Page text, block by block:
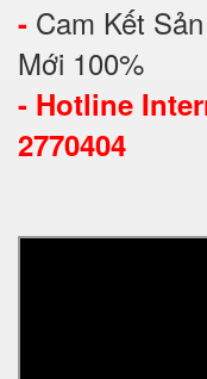
- Cam Kết
Mới 100%
- Hotline
2770404